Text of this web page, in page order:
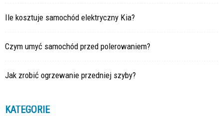
Ile kosztuje samochód elektryczny Kia?
Czym umyć samochód przed polerowaniem?
Jak zrobić ogrzewanie przedniej szyby?
KATEGORIE